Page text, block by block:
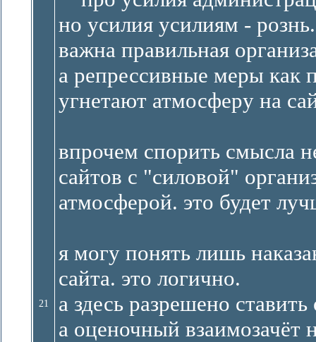
21
но усилия усилиям - рознь.
важна правильная
а репрессивные меры как
угнетают атмосферу на
впрочем спорить смысла
сайтов с "силовой"
атмосферой. это будет
я могу понять лишь
сайта. это логично.
а здесь разрешено
а оценочный взаимозачёт